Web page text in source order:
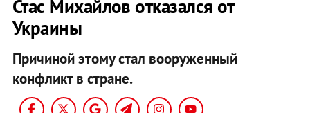
Стас Михайлов отказался от
Украины
Причиной этому стал вооруженный
конфликт в стране.